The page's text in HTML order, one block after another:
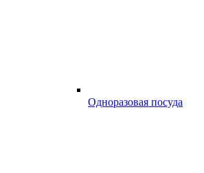
Одноразовая посуда